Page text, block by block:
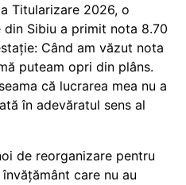
Titularizare 2026, o
Sibiu a primit nota 8.70
Când am văzut nota
puteam opri din plâns.
că lucrarea mea nu a
în adevăratul sens al
de reorganizare pentru
care nu au